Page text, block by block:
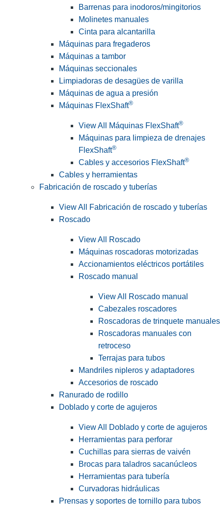
Barrenas para inodoros/mingitorios
Molinetes manuales
Cinta para alcantarilla
Máquinas para fregaderos
Máquinas a tambor
Máquinas seccionales
Limpiadoras de desagües de varilla
Máquinas de agua a presión
Máquinas FlexShaft®
View All Máquinas FlexShaft®
Máquinas para limpieza de drenajes
FlexShaft®
Cables y accesorios FlexShaft®
Cables y herramientas
Fabricación de roscado y tuberías
View All Fabricación de roscado y tuberías
Roscado
View All Roscado
Máquinas roscadoras motorizadas
Accionamientos eléctricos portátiles
Roscado manual
View All Roscado manual
Cabezales roscadores
Roscadoras de trinquete manuales
Roscadoras manuales con
retroceso
Terrajas para tubos
Mandriles nipleros y adaptadores
Accesorios de roscado
Ranurado de rodillo
Doblado y corte de agujeros
View All Doblado y corte de agujeros
Herramientas para perforar
Cuchillas para sierras de vaivén
Brocas para taladros sacanúcleos
Herramientas para tubería
Curvadoras hidráulicas
Prensas y soportes de tornillo para tubos